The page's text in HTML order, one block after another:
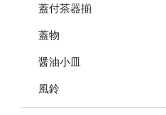
蓋付茶器揃
蓋物
醤油小皿
風鈴